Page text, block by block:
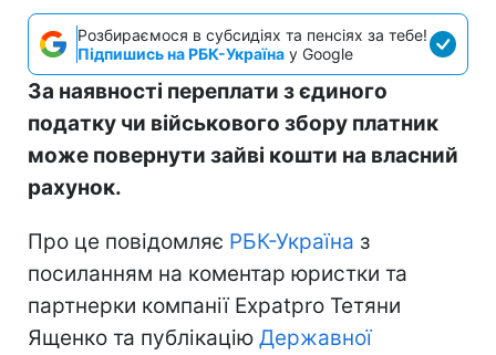
Розбираємося в субсидіях та пенсіях за тебе!
Підпишись на РБК-Україна у Google
За наявності переплати з єдиного
податку чи військового збору платник
може повернути зайві кошти на власний
рахунок.
Про це повідомляє РБК-Україна з
посиланням на коментар юристки та
партнерки компанії Expatpro Тетяни
Ященко та публікацію Державної